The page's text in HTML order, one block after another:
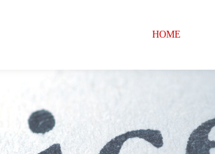
HOME